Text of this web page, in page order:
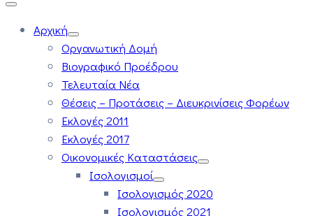
Αρχική
Οργανωτική Δομή
Βιογραφικό Προέδρου
Τελευταία Νέα
Θέσεις – Προτάσεις – Διευκρινίσεις Φορέων
Εκλογές 2011
Εκλογές 2017
Οικονομικές Καταστάσεις
Ισολογισμοί
Ισολογισμός 2020
Ισολογισμός 2021